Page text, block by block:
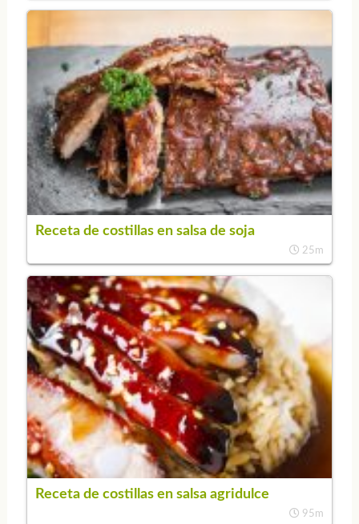
Receta de costillas en salsa de soja
25m
Receta de costillas en salsa agridulce
95m